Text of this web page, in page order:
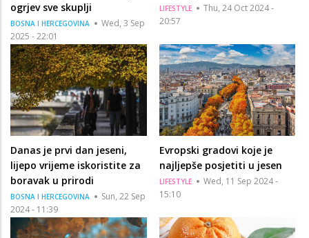
ogrjev sve skuplji
BOSNA I HERCEGOVINA
Wed, 3 Sep
2025 - 22:01
LIFESTYLE
Thu, 24 Oct 2024 -
20:57
Danas je prvi dan jeseni,
lijepo vrijeme iskoristite za
boravak u prirodi
BOSNA I HERCEGOVINA
Sun, 22 Sep
2024 - 11:39
Evropski gradovi koje je
najljepše posjetiti u jesen
LIFESTYLE
Wed, 11 Sep 2024 -
15:10